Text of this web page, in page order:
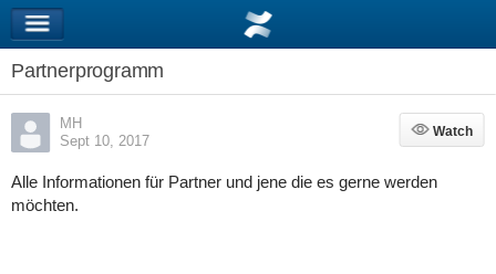
Partnerprogramm
MH
Sept 10, 2017
Watch
Watch
Alle Informationen für Partner und jene die es gerne werden
möchten.